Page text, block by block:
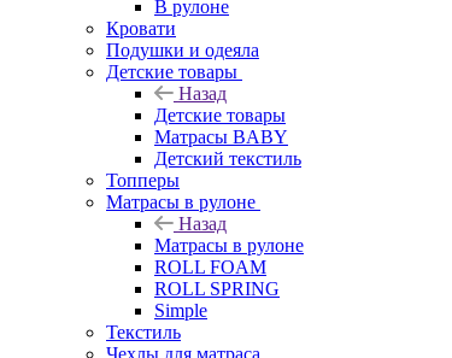
В рулоне
Кровати
Подушки и одеяла
Детские товары
Назад
Детские товары
Матрасы BABY
Детский текстиль
Топперы
Матрасы в рулоне
Назад
Матрасы в рулоне
ROLL FOAM
ROLL SPRING
Simple
Текстиль
Чехлы для матраса